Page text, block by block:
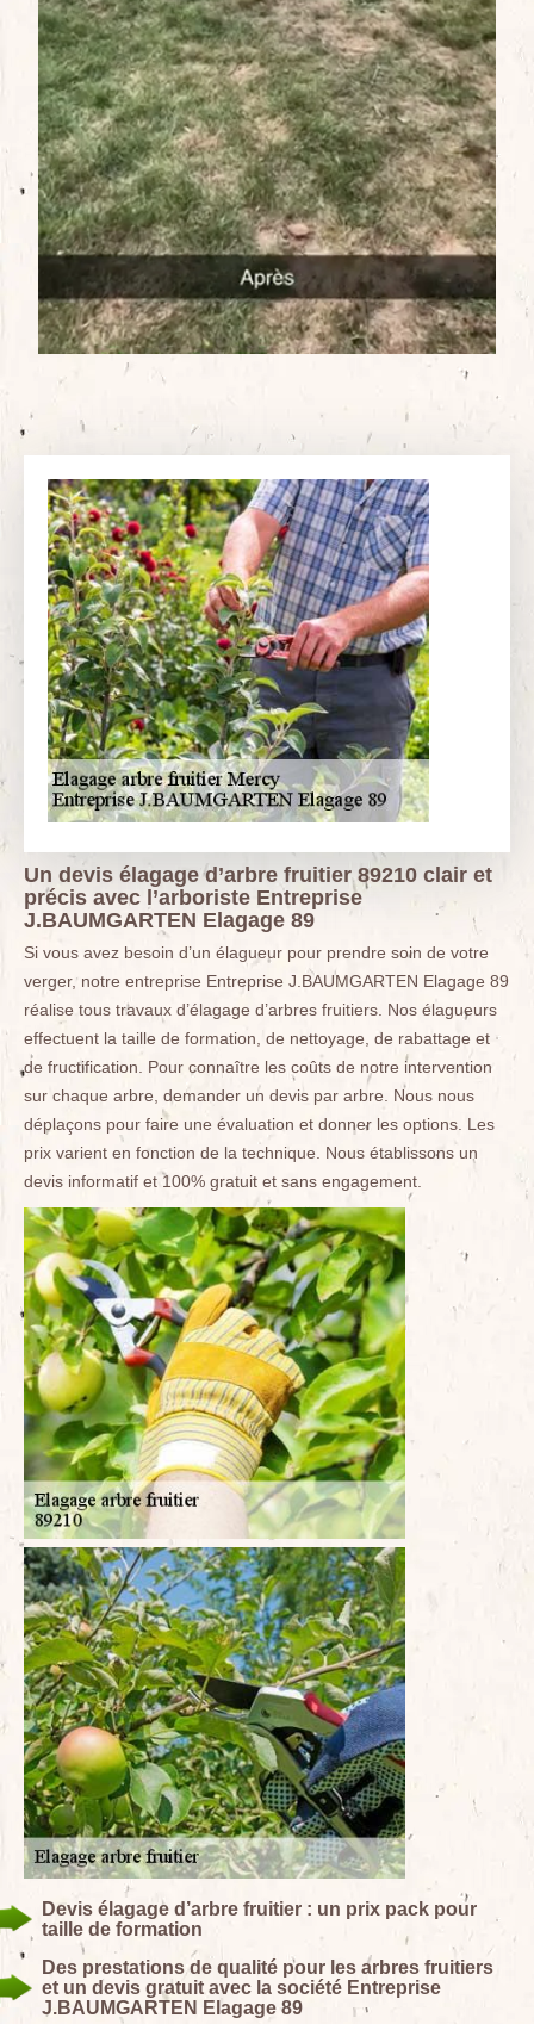
Un devis élagage d’arbre fruitier 89210 clair et
précis avec l’arboriste Entreprise
J.BAUMGARTEN Elagage 89
Si vous avez besoin d’un élagueur pour prendre soin de votre
verger, notre entreprise Entreprise J.BAUMGARTEN Elagage 89
réalise tous travaux d’élagage d’arbres fruitiers. Nos élagueurs
effectuent la taille de formation, de nettoyage, de rabattage et
de fructification. Pour connaître les coûts de notre intervention
sur chaque arbre, demander un devis par arbre. Nous nous
déplaçons pour faire une évaluation et donner les options. Les
prix varient en fonction de la technique. Nous établissons un
devis informatif et 100% gratuit et sans engagement.
Devis élagage d’arbre fruitier : un prix pack pour
taille de formation
Des prestations de qualité pour les arbres fruitiers
et un devis gratuit avec la société Entreprise
J.BAUMGARTEN Elagage 89